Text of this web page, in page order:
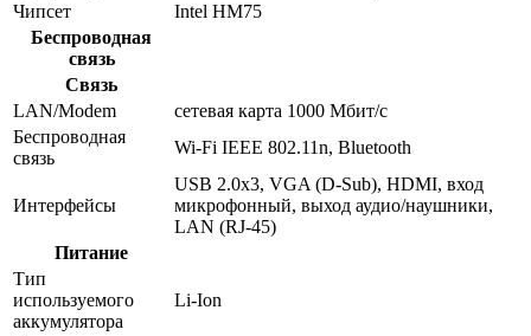
Чипсет
Intel HM75
Беспроводная
связь
Связь
LAN/Modem
сетевая карта 1000 Мбит/c
Беспроводная
связь
Wi-Fi IEEE 802.11n, Bluetooth
Интерфейсы
USB 2.0x3, VGA (D-Sub), HDMI, вход
микрофонный, выход аудио/наушники,
LAN (RJ-45)
Питание
Тип
используемого
аккумулятора
Li-Ion